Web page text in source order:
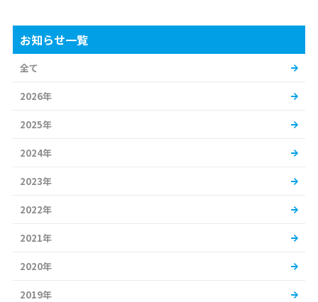
お知らせ一覧
全て
2026年
2025年
2024年
2023年
2022年
2021年
2020年
2019年